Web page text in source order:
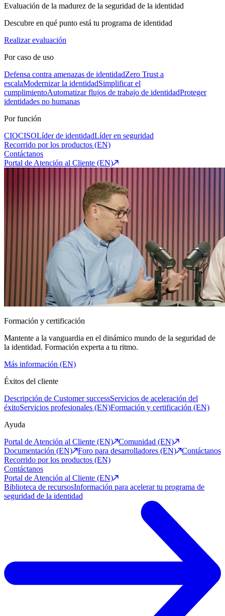
Evaluación de la madurez de la seguridad de la identidad
Descubre en qué punto está tu programa de identidad
Realizar evaluación
Por caso de uso
Defensa contra amenazas de identidadZero Trust a
escalaModernizar la identidadSimplificar el
cumplimientoAutomatizar flujos de trabajo de identidadProteger
identidades no humanas
Por función
CIOCISOLíder de identidadLíder en seguridad
Recorrido por los productos (EN)
Contáctanos
Portal de Atención al Cliente (EN)
Formación y certificación
Mantente a la vanguardia en el dinámico mundo de la seguridad de
la identidad. Formación experta a tu ritmo.
Más información (EN)
Éxitos del cliente
Descripción de Customer successServicios de aceleración del
éxitoServicios profesionales (EN)Formación y certificación (EN)
Ayuda
Portal de Atención al Cliente (EN)
Comunidad (EN)
Documentación (EN)
Foro para desarrolladores (EN)
Contáctanos
Recorrido por los productos (EN)
Contáctanos
Portal de Atención al Cliente (EN)
Biblioteca de recursosInformación para acelerar tu programa de
seguridad de la identidad